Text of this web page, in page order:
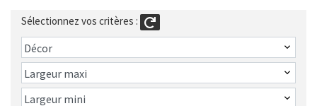
Sélectionnez vos critères :